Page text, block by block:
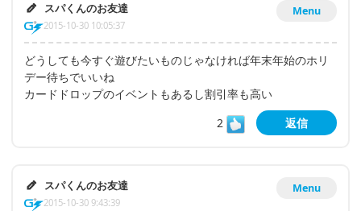
Menu
スパくんのお友達
2015-10-30 10:05:37
どうしても今すぐ遊びたいものじゃなければ年末年始のホリ
デー待ちでいいね
カードドロップのイベントもあるし割引率も高い
2
返信
Menu
スパくんのお友達
2015-10-30 9:43:39